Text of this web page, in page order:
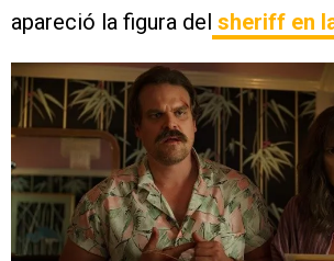
apareció la figura del sheriff en